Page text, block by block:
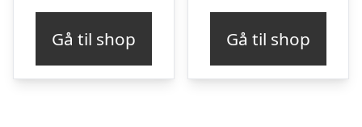
Gå til shop Gå til shop